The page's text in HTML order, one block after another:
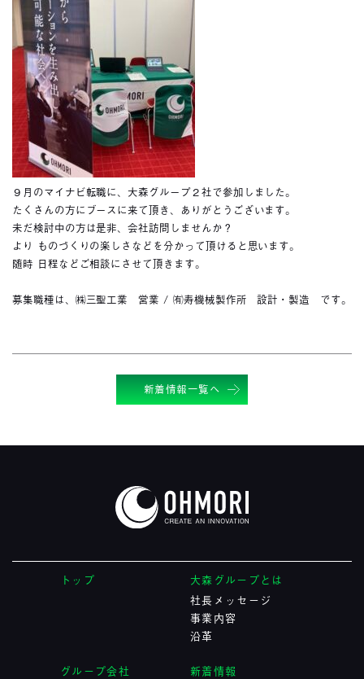
９月のマイナビ転職に、大森グループ２社で参加しました。
たくさんの方にブースに来て頂き、ありがとうございます。
未だ検討中の方は是非、会社訪問しませんか？
より ものづくりの楽しさなどを分かって頂けると思います。
随時 日程などご相談にさせて頂きます。
募集職種は、㈱三聖工業 営業 / ㈲寿機械製作所 設計・製造 です。
新着情報一覧へ
トップ
大森グループとは
社長メッセージ
事業内容
沿革
グループ会社 新着情報